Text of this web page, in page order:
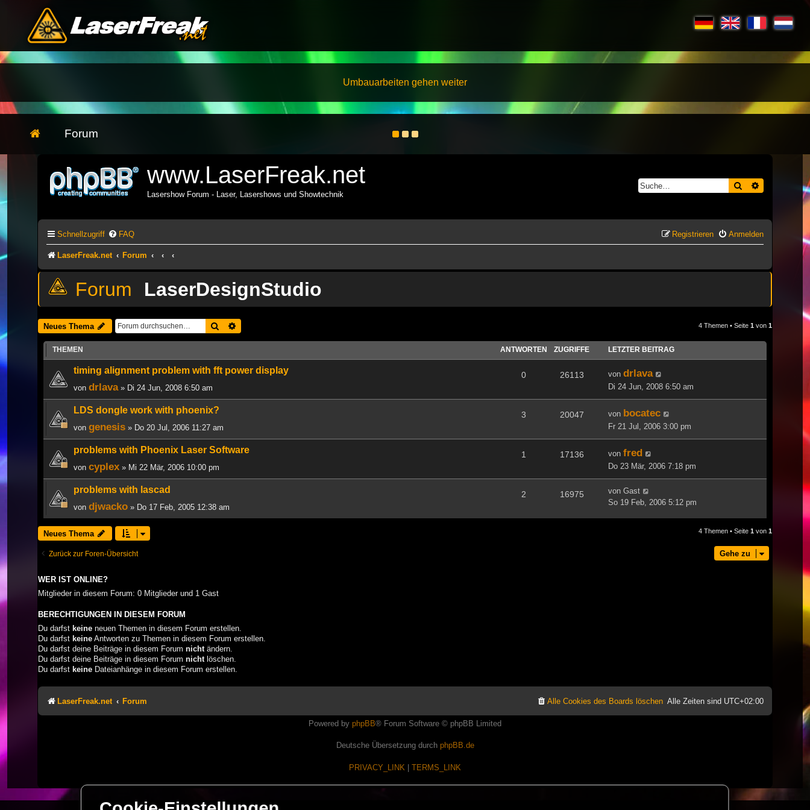
Umbauarbeiten gehen weiter
Forum
www.LaserFreak.net
Lasershow Forum - Laser, Lasershows und Showtechnik
Suche Erweiterte
Schnellzugriff FAQ Anmelden
Registrieren
LaserFreak.net Forum
LaserDesignStudio
Neues Thema Suche 4 Themen • Seite 1 von 1
THEMEN ANTWORTEN ZUGRIFFE LETZTER BEITRAG
timing alignment problem with fft power display
von drlava» Di 24 Jun, 2008 6:50 am
0 26113 von drlava
Di 24 Jun, 2008 6:50 am
LDS dongle work with phoenix?
von genesis » Do 20 Jul, 2006 11:27 am
3 20047 von bocatec
Fr 21 Jul, 2006 3:00 pm
problems with Phoenix Laser Software
von cyplex » Mi 22 Mär, 2006 10:00 pm
1 17136 von fred
Do 23 Mär, 2006 7:18 pm
problems with lascad
von djwacko » Do 17 Feb, 2005 12:38 am
2 16975 von Gast
So 19 Feb, 2006 5:12 pm
Neues Thema 4 Themen • Seite 1 von 1
Zurück zur Foren-Übersicht Gehe zu
WER IST ONLINE?
Mitglieder in diesem Forum: 0 Mitglieder und 1 Gast
BERECHTIGUNGEN IN DIESEM FORUM
Du darfst keine neuen Themen in diesem Forum erstellen.
Du darfst keine Antworten zu Themen in diesem Forum erstellen.
Du darfst deine Beiträge in diesem Forum nicht ändern.
Du darfst deine Beiträge in diesem Forum nicht löschen.
Du darfst keine Dateianhänge in diesem Forum erstellen.
LaserFreak.net Forum Alle Zeiten sind UTC+02:00
Alle Cookies des Boards löschen
Powered by phpBB® Forum Software © phpBB Limited
Deutsche Übersetzung durch phpBB.de
PRIVACY_LINK TERMS_LINK